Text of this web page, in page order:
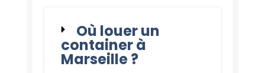
Où louer un
container à
Marseille ?